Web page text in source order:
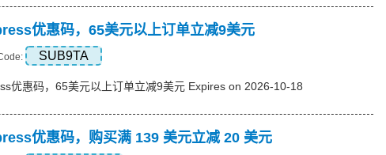
优惠码，65美元以上订单立减9美元
SUB9TA
优惠码，65美元以上订单立减9美元 Expires on 2026-10-18
优惠码，购买满 139 美元立减 20 美元